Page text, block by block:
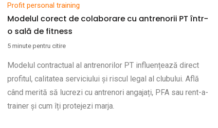
Profit personal training
Modelul corect de colaborare cu antrenorii PT într-
o sală de fitness
5 minute pentru citire
Modelul contractual al antrenorilor PT influențează direct
profitul, calitatea serviciului și riscul legal al clubului. Află
când merită să lucrezi cu antrenori angajați, PFA sau rent-a-
trainer și cum îți protejezi marja.